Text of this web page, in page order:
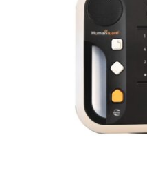
Daisy-MP3-